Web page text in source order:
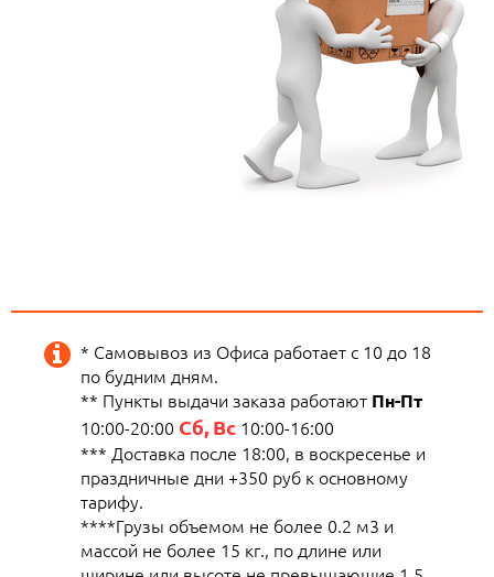
* Самовывоз из Офиса работает с 10 до 18
по будним дням.
** Пункты выдачи заказа работают Пн-Пт
10:00-20:00 Сб, Вс 10:00-16:00
*** Доставка после 18:00, в воскресенье и
праздничные дни +350 руб к основному
тарифу.
****Грузы объемом не более 0.2 м3 и
массой не более 15 кг., по длине или